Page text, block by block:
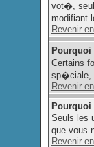
vot�,
modifiant
Revenir
Certains
sp�ciale,
Revenir
Pourquoi
Seuls les
que vous
Revenir